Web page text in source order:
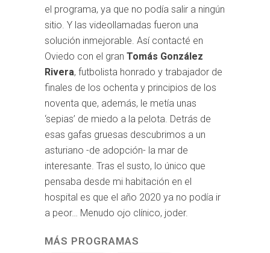
el programa, ya que no podía salir a ningún
sitio. Y las videollamadas fueron una
solución inmejorable. Así contacté en
Oviedo con el gran Tomás González
Rivera, futbolista honrado y trabajador de
finales de los ochenta y principios de los
noventa que, además, le metía unas
‘sepias’ de miedo a la pelota. Detrás de
esas gafas gruesas descubrimos a un
asturiano -de adopción- la mar de
interesante. Tras el susto, lo único que
pensaba desde mi habitación en el
hospital es que el año 2020 ya no podía ir
a peor… Menudo ojo clínico, joder.
MÁS PROGRAMAS